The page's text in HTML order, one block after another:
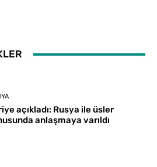
açıkladı: Rusya ile üsler
anlaşmaya varıldı